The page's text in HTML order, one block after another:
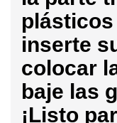
inserte
colocar
baje las
¡Listo